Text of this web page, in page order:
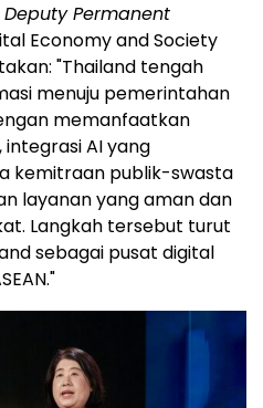
Deputy Permanent
Economy and Society
"Thailand tengah
menuju pemerintahan
memanfaatkan
integrasi AI yang
kemitraan publik-swasta
layanan yang aman dan
Langkah tersebut turut
sebagai pusat digital